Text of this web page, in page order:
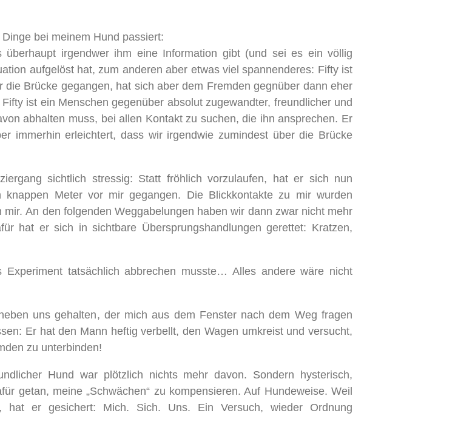
bei meinem Hund passiert:
irgendwer ihm eine Information gibt (und sei es ein völlig
aufgelöst hat, zum anderen aber etwas viel spannenderes: Fifty ist
Brücke gegangen, hat sich aber dem Fremden gegnüber dann eher
ist ein Menschen gegenüber absolut zugewandter, freundlicher und
abhalten muss, bei allen Kontakt zu suchen, die ihn ansprechen. Er
immerhin erleichtert, dass wir irgendwie zumindest über die Brücke
sichtlich stressig: Statt fröhlich vorzulaufen, hat er sich nun
Meter vor mir gegangen. Die Blickkontakte zu mir wurden
An den folgenden Weggabelungen haben wir dann zwar nicht mehr
hat er sich in sichtbare Übersprungshandlungen gerettet: Kratzen,
tatsächlich abbrechen musste… Alles andere wäre nicht
uns gehalten, der mich aus dem Fenster nach dem Weg fragen
Er hat den Mann heftig verbellt, den Wagen umkreist und versucht,
zu unterbinden!
Hund war plötzlich nichts mehr davon. Sondern hysterisch,
getan, meine „Schwächen“ zu kompensieren. Auf Hundeweise. Weil
hat er gesichert: Mich. Sich. Uns. Ein Versuch, wieder Ordnung